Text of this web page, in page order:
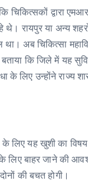
चिकित्सकों द्वारा
थे। रायपुर या अन्य
अब चिकित्सा
कि जिले में यह
के लिए उन्होंने राज्य
के लिए यह खुशी का
बाहर जाने की
की बचत होगी।